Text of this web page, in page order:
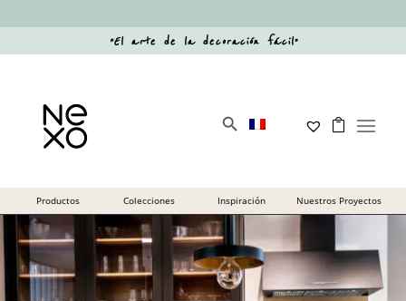
“El arte de la decoración fácil”